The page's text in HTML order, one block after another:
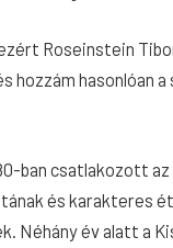
Roseinstein
hozzám hasonlóan
ban csatlakozott
és karakteres
Néhány év alatt a